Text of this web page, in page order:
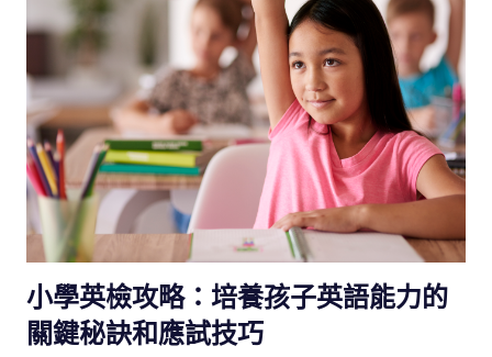
小學英檢攻略：培養孩子英語能力的
關鍵秘訣和應試技巧